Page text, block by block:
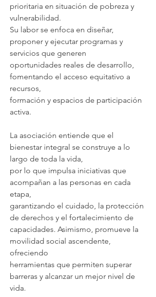
prioritaria en situación de pobreza y
vulnerabilidad.
Su labor se enfoca en diseñar,
proponer y ejecutar programas y
servicios que generen
oportunidades reales de desarrollo,
fomentando el acceso equitativo a
recursos,
formación y espacios de participación
activa.
La asociación entiende que el
bienestar integral se construye a lo
largo de toda la vida,
por lo que impulsa iniciativas que
acompañan a las personas en cada
etapa,
garantizando el cuidado, la protección
de derechos y el fortalecimiento de
capacidades. Asimismo, promueve la
movilidad social ascendente,
ofreciendo
herramientas que permiten superar
barreras y alcanzar un mejor nivel de
vida.